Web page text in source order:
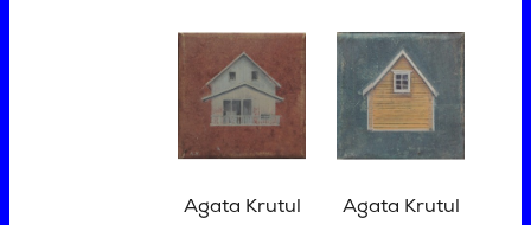
Agata Krutul Agata Krutul